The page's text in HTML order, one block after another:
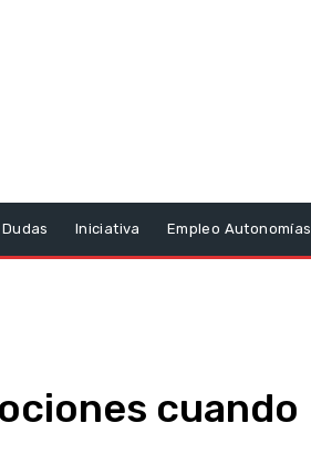
Dudas Iniciativa Empleo Autonomías
cuando